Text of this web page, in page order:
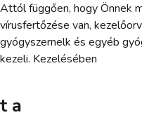
Attól függően, hogy Önnek
vírusfertőzése van,
gyógyszernelk és egyéb
kezeli. Kezelésében
t a